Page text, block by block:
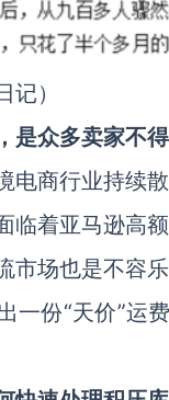
记）
是众多卖家不
电商行业持续
临着亚马逊高
市场也是不容
一份“天价”运